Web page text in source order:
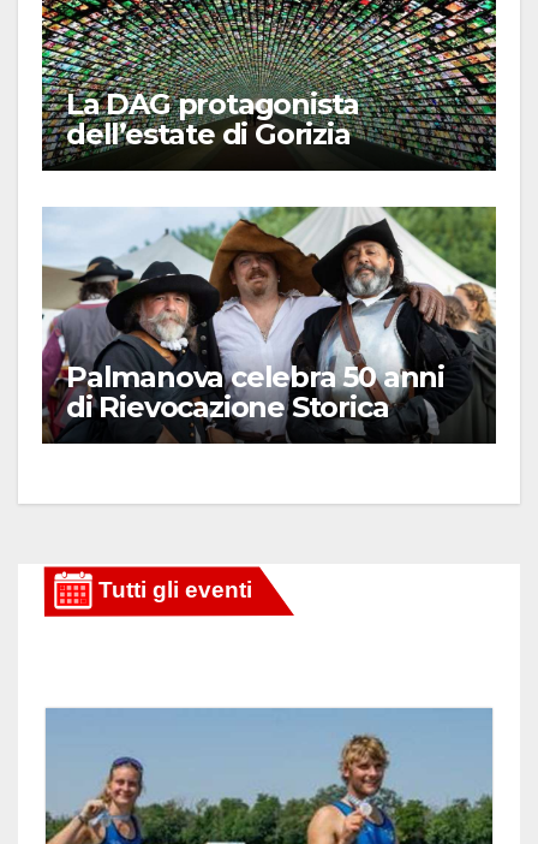
La DAG protagonista
dell’estate di Gorizia
Palmanova celebra 50 anni
di Rievocazione Storica